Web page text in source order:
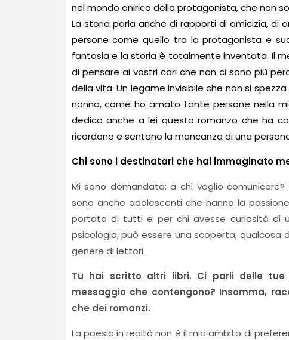
nel mondo onirico della protagonista, che non
La storia parla anche di rapporti di amicizia, di
persone come quello tra la protagonista e
fantasia e la storia è totalmente inventata. Il
di pensare ai vostri cari che non ci sono più
della vita. Un legame invisibile che non si
nonna, come ho amato tante persone nella
dedico anche a lei questo romanzo che ha
ricordano e sentano la mancanza di una
Chi sono i destinatari che hai immaginato
Mi sono domandata: a chi voglio
sono anche adolescenti che hanno la
portata di tutti e per chi avesse curiosità di
psicologia, può essere una scoperta, qualcosa
genere di lettori.
Tu hai scritto altri libri. Ci parli delle tue
messaggio che contengono? Insomma,
che dei romanzi.
La poesia in realtà non è il mio ambito di